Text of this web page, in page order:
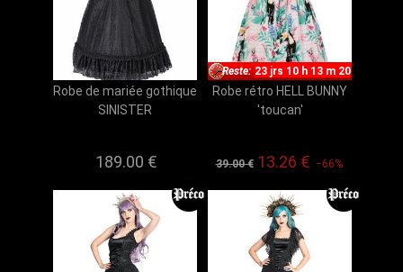
Robe de mariée gothique
SINISTER
189.00 €
Reste:23 jrs 10 h 13 m 19
Robe rétro HELL BUNNY
'toucan'
39.00 € 13.26 € −66%